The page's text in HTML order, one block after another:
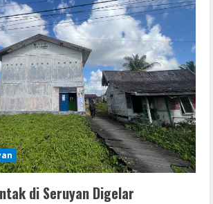
di Seruyan Digelar